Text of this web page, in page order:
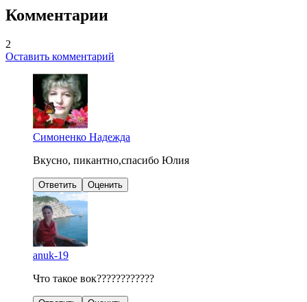
Комментарии
2
Оставить комментарий
Симоненко Надежда
Вкусно, пикантно,спасибо Юлия
Ответить Оценить
anuk-19
Что такое вок????????????